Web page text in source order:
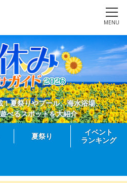
MENU
夏祭りやプール、海水浴場、
べるスポットを大紹介
夏祭り
イベント
ランキング